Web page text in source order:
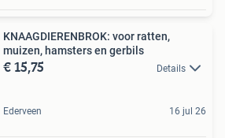
KNAAGDIERENBROK: voor ratten,
muizen, hamsters en gerbils
€ 15,75 Details
Ederveen 16 jul 26